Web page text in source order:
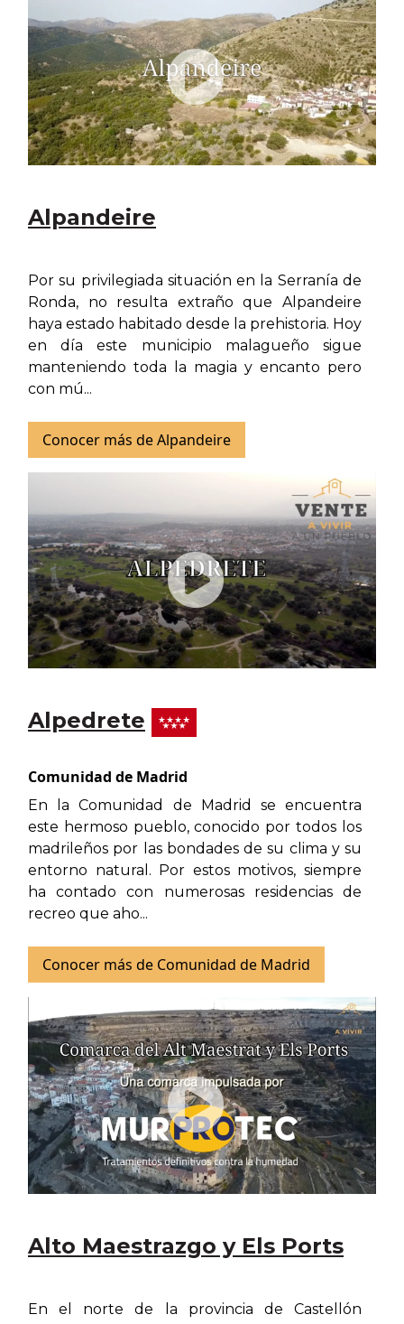
Alpandeire
Por su privilegiada situación en la Serranía de
Ronda, no resulta extraño que Alpandeire
haya estado habitado desde la prehistoria. Hoy
en día este municipio malagueño sigue
manteniendo toda la magia y encanto pero
con mú...
Conocer más de Alpandeire
Alpedrete
Comunidad de Madrid
En la Comunidad de Madrid se encuentra
este hermoso pueblo, conocido por todos los
madrileños por las bondades de su clima y su
entorno natural. Por estos motivos, siempre
ha contado con numerosas residencias de
recreo que aho...
Conocer más de Comunidad de Madrid
Alto Maestrazgo y Els Ports
En el norte de la provincia de Castellón